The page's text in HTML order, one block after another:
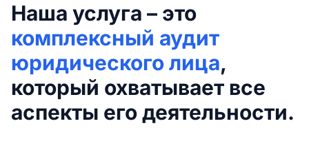
Наша услуга – это
комплексный аудит
юридического лица,
который охватывает все
аспекты его деятельности.